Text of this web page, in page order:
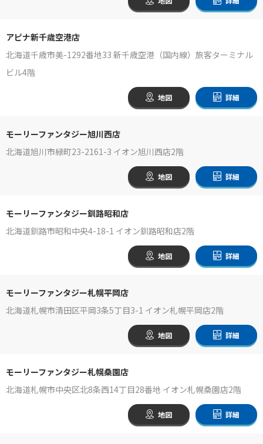
アピナ新千歳空港店
北海道千歳市美-1292番地33 新千歳空港（国内線）旅客ターミナル
ビル4階
地図 詳細
モーリーファンタジー旭川西店
北海道旭川市緑町23-2161-3 イオン旭川西店2階
地図 詳細
モーリーファンタジー釧路昭和店
北海道釧路市昭和中央4-18-1 イオン釧路昭和店2階
地図 詳細
モーリーファンタジー札幌平岡店
北海道札幌市清田区平岡3条5丁目3-1 イオン札幌平岡店2階
地図 詳細
モーリーファンタジー札幌桑園店
北海道札幌市中央区北8条西14丁目28番地 イオン札幌桑園店2階
地図 詳細